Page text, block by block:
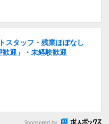
スタッフ・残業ほぼなし
歓迎」・未経験歓迎
Sponsored by